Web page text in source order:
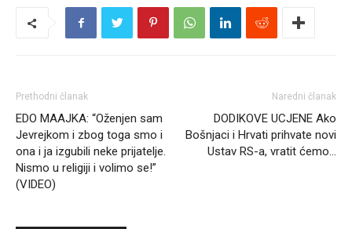
Prethodni članak
EDO MAAJKA: “Oženjen sam
Jevrejkom i zbog toga smo i
ona i ja izgubili neke prijatelje.
Nismo u religiji i volimo se!”
(VIDEO)
Naredni članak
DODIKOVE UCJENE Ako
Bošnjaci i Hrvati prihvate novi
Ustav RS-a, vratit ćemo…